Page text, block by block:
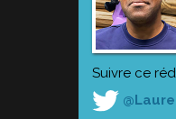
Suivre ce